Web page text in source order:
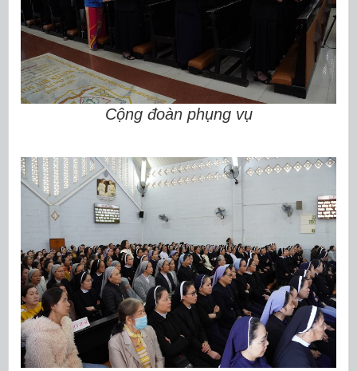
Cộng đoàn phụng vụ